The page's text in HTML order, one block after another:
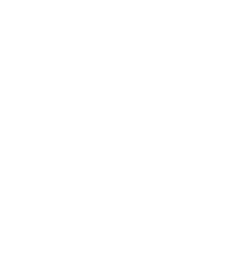
del sito e il sito non funzionerà come previsto senza di essi. Questi cookie non
come i visitatori interagiscono con i siti raccogliendo e riportando informazioni in